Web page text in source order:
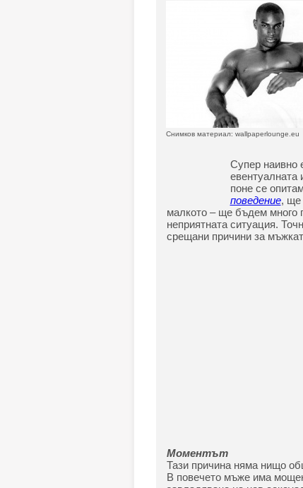
Снимков материал: wallpaperlounge.eu
Супер наивно
евентуалната
поне се
поведение, ще
малкото – ще бъдем много
неприятната ситуация.
срещани причини за
Моментът
Тази причина няма нищо
В повечето мъже има